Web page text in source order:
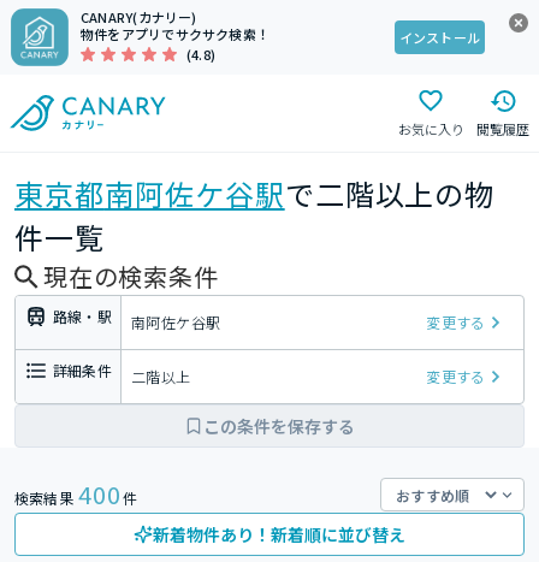
CANARY(カナリー)
物件をアプリでサクサク検索！
(4.8)
インストール
お気に入り 閲覧履歴
東京都南阿佐ケ谷駅で二階以上の物
件一覧
現在の検索条件
路線・駅 南阿佐ケ谷駅 変更する
詳細条件 二階以上 変更する
この条件を保存する
検索結果 400件
新着物件あり！新着順に並び替え